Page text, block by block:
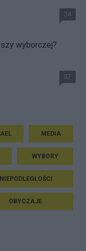
34
wyborczej?
37
MEDIA
WYBORY
OBYCZAJE